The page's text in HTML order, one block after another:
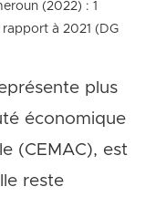
(2022) : 1
rapport à 2021 (DG
plus
économique
(CEMAC), est
reste